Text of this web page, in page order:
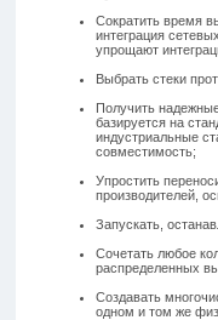
Сократить время
интеграция
упрощают
Выбрать стеки
Получить
базируется на
индустриальные
совместимость;
Упростить
производителей,
Запускать,
Сочетать любое
распределенных
Создавать
одном и том же